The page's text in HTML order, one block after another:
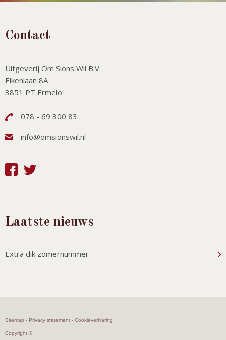
Contact
Uitgeverij Om Sions Wil B.V.
Eikenlaan 8A
3851 PT Ermelo
078 - 69 300 83
info@omsionswil.nl
Laatste nieuws
Extra dik zomernummer
Sitemap - Privacy statement - Cookieverklaring
Copyright ©